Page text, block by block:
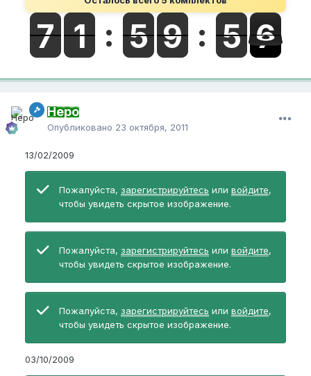
Неро
Опубликовано 23 октября, 2011
13/02/2009
Пожалуйста, зарегистрируйтесь или войдите,
чтобы увидеть скрытое изображение.
Пожалуйста, зарегистрируйтесь или войдите,
чтобы увидеть скрытое изображение.
Пожалуйста, зарегистрируйтесь или войдите,
чтобы увидеть скрытое изображение.
03/10/2009